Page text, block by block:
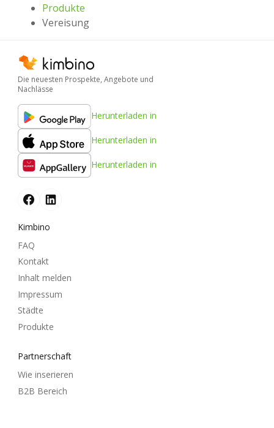
Produkte
Vereisung
Die neuesten Prospekte, Angebote und
Nachlässe
Herunterladen in
Herunterladen in
Herunterladen in
Kimbino
FAQ
Kontakt
Inhalt melden
Impressum
Städte
Produkte
Partnerschaft
Wie inserieren
B2B Bereich